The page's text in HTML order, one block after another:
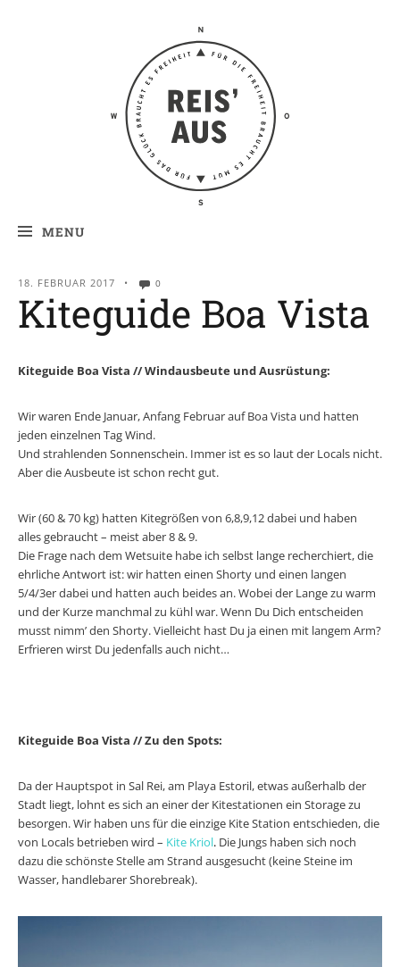
Reis' aus –
Reiseblog
MENU
18. FEBRUAR 2017 • 0
Kiteguide Boa Vista
Kiteguide Boa Vista // Windausbeute und Ausrüstung:
Wir waren Ende Januar, Anfang Februar auf Boa Vista und hatten
jeden einzelnen Tag Wind.
Und strahlenden Sonnenschein. Immer ist es so laut der Locals nicht.
Aber die Ausbeute ist schon recht gut.
Wir (60 & 70 kg) hatten Kitegrößen von 6,8,9,12 dabei und haben
alles gebraucht – meist aber 8 & 9.
Die Frage nach dem Wetsuite habe ich selbst lange recherchiert, die
ehrliche Antwort ist: wir hatten einen Shorty und einen langen
5/4/3er dabei und hatten auch beides an. Wobei der Lange zu warm
und der Kurze manchmal zu kühl war. Wenn Du Dich entscheiden
musst nimm’ den Shorty. Vielleicht hast Du ja einen mit langem Arm?
Erfrieren wirst Du jedenfalls auch nicht…
Kiteguide Boa Vista // Zu den Spots:
Da der Hauptspot in Sal Rei, am Playa Estoril, etwas außerhalb der
Stadt liegt, lohnt es sich an einer der Kitestationen ein Storage zu
besorgen. Wir haben uns für die einzige Kite Station entschieden, die
von Locals betrieben wird ­– Kite Kriol. Die Jungs haben sich noch
dazu die schönste Stelle am Strand ausgesucht (keine Steine im
Wasser, handlebarer Shorebreak).